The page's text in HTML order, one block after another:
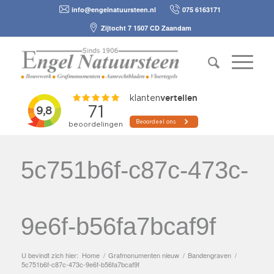
info@engelnatuursteen.nl
075 6163171
Zijtocht 7 1507 CD Zaandam
5c751b6f-c87c-473c-
9e6f-b56fa7bcaf9f
U bevindt zich hier: Home / Grafmonumenten nieuw / Bandengraven /
5c751b6f-c87c-473c-9e6f-b56fa7bcaf9f